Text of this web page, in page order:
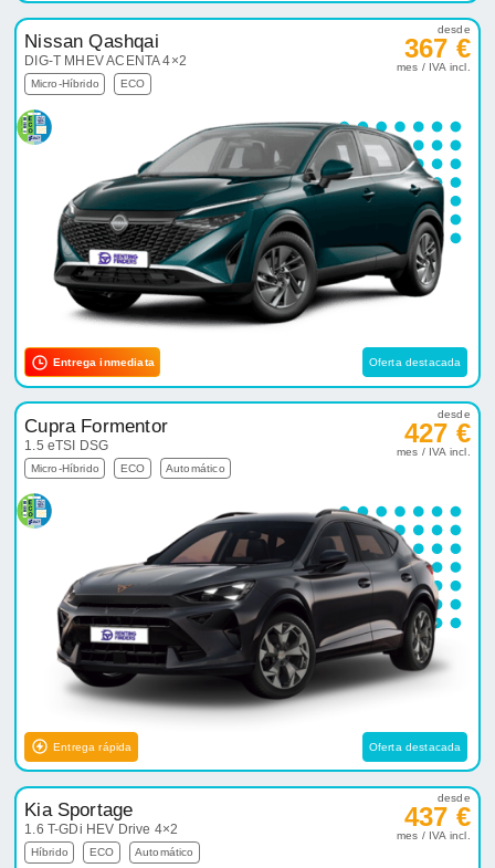
Nissan Qashqai
DIG-T MHEV ACENTA 4×2
Micro-Híbrido ECO
desde
367 €
mes / IVA incl.
Entrega inmediata Oferta destacada
Cupra Formentor
1.5 eTSI DSG
Micro-Híbrido ECO Automático
desde
427 €
mes / IVA incl.
Entrega rápida Oferta destacada
Kia Sportage
1.6 T-GDi HEV Drive 4×2
Híbrido ECO Automático
desde
437 €
mes / IVA incl.